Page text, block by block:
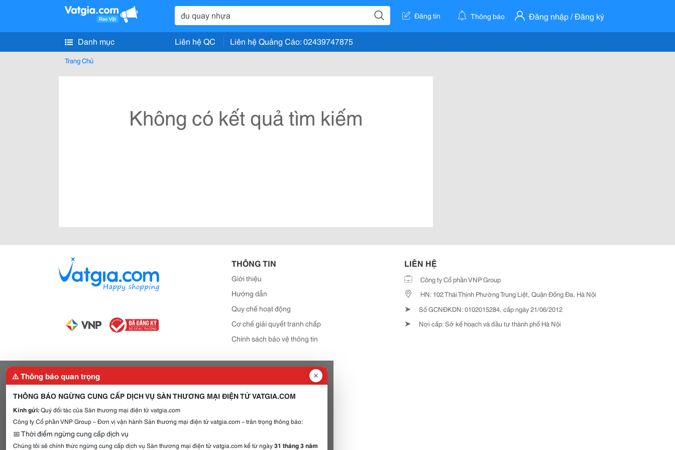
Đăng tin Thông báo Đăng nhập / Đăng ký
Danh mục Liên hệ QC Liên hệ Quảng Cáo: 02439747875
Trang Chủ
Không có kết quả tìm kiếm
THÔNG TIN
Giới thiệu
Hướng dẫn
Quy chế hoạt động
Cơ chế giải quyết tranh chấp
Chính sách bảo vệ thông tin
LIÊN HỆ
Công ty Cổ phần VNP Group
HN: 102 Thái Thịnh Phường Trung Liệt, Quận Đống Đa, Hà Nội
➤ Số GCNĐKDN: 0102015284, cấp ngày 21/06/2012
➤ Nơi cấp: Sở kế hoạch và đầu tư thành phố Hà Nội
⚠️ Thông báo quan trọng
THÔNG BÁO NGỪNG CUNG CẤP DỊCH VỤ SÀN THƯƠNG MẠI ĐIỆN TỬ VATGIA.COM
Kính gửi:Quý đối tác của Sàn thương mại điện tử vatgia.com
Công ty Cổ phần VNP Group – Đơn vị vận hành Sàn thương mại điện tử vatgia.com – trân trọng thông báo:
📅 Thời điểm ngừng cung cấp dịch vụ
Chúng tôi sẽ chính thức ngừng cung cấp dịch vụ Sàn thương mại điện tử vatgia.com kể từ ngày31 tháng 3 năm